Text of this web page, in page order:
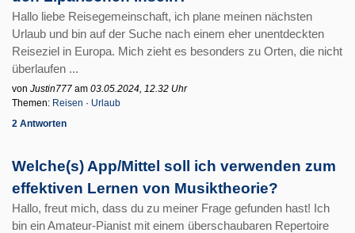
Hallo liebe Reisegemeinschaft, ich plane meinen nächsten
Urlaub und bin auf der Suche nach einem eher unentdeckten
Reiseziel in Europa. Mich zieht es besonders zu Orten, die nicht
überlaufen ...
von Justin777 am 03.05.2024, 12.32 Uhr
Themen: Reisen · Urlaub
2 Antworten
Welche(s) App/Mittel soll ich verwenden zum
effektiven Lernen von Musiktheorie?
Hallo, freut mich, dass du zu meiner Frage gefunden hast! Ich
bin ein Amateur-Pianist mit einem überschaubaren Repertoire